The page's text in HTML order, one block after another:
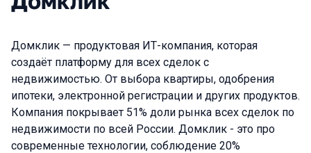
Домклик — продуктовая ИТ-компания, которая
создаёт платформу для всех сделок с
недвижимостью. От выбора квартиры, одобрения
ипотеки, электронной регистрации и других продуктов.
Компания покрывает 51% доли рынка всех сделок по
недвижимости по всей России. Домклик - это про
современные технологии, соблюдение 20%